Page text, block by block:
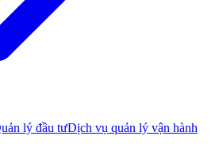
lý đầu tưDịch vụ quản lý vận hành